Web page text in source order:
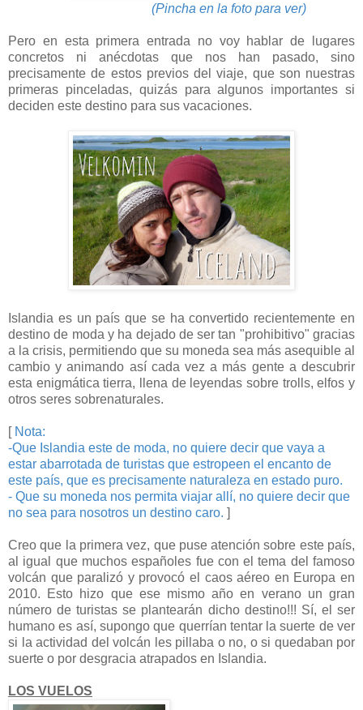
(Pincha en la foto para ver)
Pero en esta primera entrada no voy hablar de lugares
concretos ni anécdotas que nos han pasado, sino
precisamente de estos previos del viaje, que son nuestras
primeras pinceladas, quizás para algunos importantes si
deciden este destino para sus vacaciones.
Islandia es un país que se ha convertido recientemente en
destino de moda y ha dejado de ser tan "prohibitivo" gracias
a la crisis, permitiendo que su moneda sea más asequible al
cambio y animando así cada vez a más gente a descubrir
esta enigmática tierra, llena de leyendas sobre trolls, elfos y
otros seres sobrenaturales.
[ Nota:
-Que Islandia este de moda, no quiere decir que vaya a
estar abarrotada de turistas que estropeen el encanto de
este país, que es precisamente naturaleza en estado puro.
- Que su moneda nos permita viajar allí, no quiere decir que
no sea para nosotros un destino caro. ]
Creo que la primera vez, que puse atención sobre este país,
al igual que muchos españoles fue con el tema del famoso
volcán que paralizó y provocó el caos aéreo en Europa en
2010. Esto hizo que ese mismo año en verano un gran
número de turistas se plantearán dicho destino!!! Sí, el ser
humano es así, supongo que querrían tentar la suerte de ver
si la actividad del volcán les pillaba o no, o si quedaban por
suerte o por desgracia atrapados en Islandia.
LOS VUELOS